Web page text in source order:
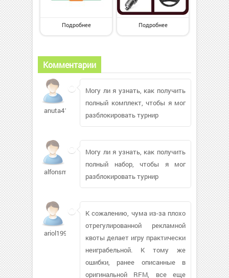
Подробнее Подробнее
Комментарии
anuta414940
Могу ли я узнать, как получить
полный комплект, чтобы я мог
разблокировать турнир
alfonsm
Могу ли я узнать, как получить
полный набор, чтобы я мог
разблокировать турнир
ariol1995
К сожалению, чума из-за плохо
отрегулированной рекламной
квоты делает игру практически
неиграбельной. К тому же
ошибки, ранее описанные в
оригинальной RFM, все еще